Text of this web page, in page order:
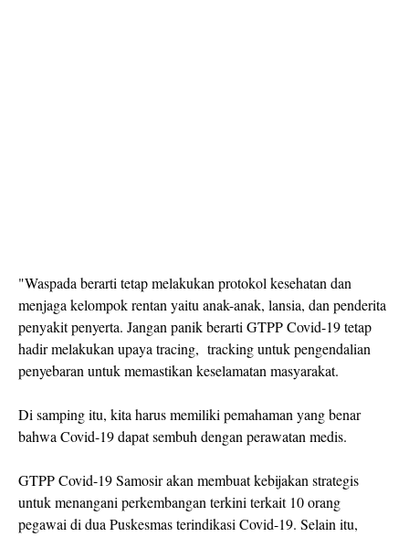
"Waspada berarti tetap melakukan protokol kesehatan dan
menjaga kelompok rentan yaitu anak-anak, lansia, dan penderita
penyakit penyerta. Jangan panik berarti GTPP Covid-19 tetap
hadir melakukan upaya tracing, tracking untuk pengendalian
penyebaran untuk memastikan keselamatan masyarakat.
Di samping itu, kita harus memiliki pemahaman yang benar
bahwa Covid-19 dapat sembuh dengan perawatan medis.
GTPP Covid-19 Samosir akan membuat kebijakan strategis
untuk menangani perkembangan terkini terkait 10 orang
pegawai di dua Puskesmas terindikasi Covid-19. Selain itu,